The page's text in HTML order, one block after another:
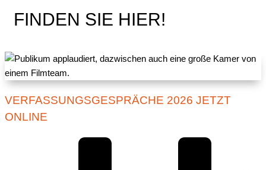
FINDEN SIE HIER!
VERFASSUNGSGESPRÄCHE 2026 JETZT
ONLINE